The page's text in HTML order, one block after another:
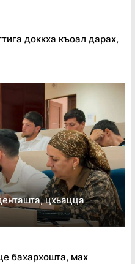
доккха къоал дарах,
цхьацца
бахархошта, мах